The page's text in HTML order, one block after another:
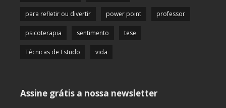
para refletir ou divertir power point professor
psicoterapia sentimento tese
Técnicas de Estudo vida
Assine grátis a nossa newsletter